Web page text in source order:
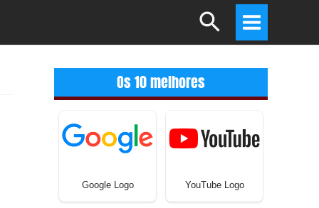
Search
Main
Menu
Os 10 melhores
Google Logo YouTube Logo